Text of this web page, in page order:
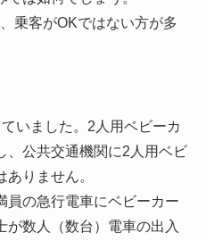
乗客がOKではない方が多
いました。2人用ベビーカ
、公共交通機関に2人用ベビ
りません。
員の急行電車にベビーカー
が数人（数台）電車の出入